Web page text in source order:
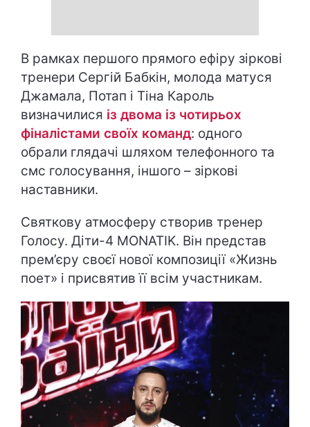
В рамках першого прямого ефіру зіркові
тренери Сергій Бабкін, молода матуся
Джамала, Потап і Тіна Кароль
визначилися із двома із чотирьох
фіналістами своїх команд: одного
обрали глядачі шляхом телефонного та
смс голосування, іншого – зіркові
наставники.
Святкову атмосферу створив тренер
Голосу. Діти-4 MONATIK. Він представ
прем’єру своєї нової композиції «Жизнь
поет» і присвятив її всім участникам.